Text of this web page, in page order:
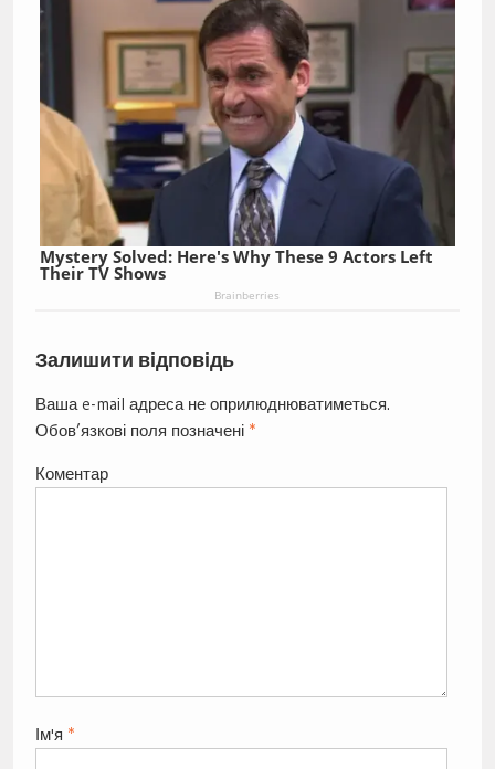
Mystery Solved: Here's Why These 9 Actors Left
Their TV Shows
Brainberries
Залишити відповідь
Ваша e-mail адреса не оприлюднюватиметься.
Обов’язкові поля позначені *
Коментар
Ім'я *